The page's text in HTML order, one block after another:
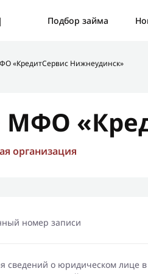
Подбор займа
«КредитСервис Нижнеудинск»
организация
номер записи
сведений о юридическом лице